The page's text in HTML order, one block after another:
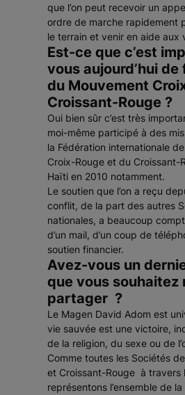
que l’on peut recevoir un
ordre de marche rapidement
le terrain et venir en aide aux
Est-ce que c’est
vous aujourd’hui
du Mouvement
Croissant-Rouge ?
Oui bien sûr c’est très
moi-même participé à des
la Fédération internationale
Croix-Rouge et du Croissant-
Haïti en 2010 notamment.
Le soutien que l’on a reçu
conflit, de la part des autres
nationales, a beaucoup
d’un mail, d’un coup de
soutien financier.
Avez-vous un
que vous souhaitez
partager ?
Le Magen David Adom est
vie sauvée est une victoire,
de la religion, du sexe ou de
Comme toutes les Sociétés
et Croissant-Rouge à travers
représentons l’ensemble de